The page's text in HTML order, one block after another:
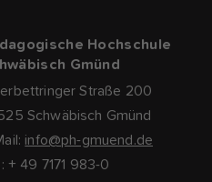
Hochschule
Gmünd
Straße 200
Schwäbisch Gmünd
info@ph-gmuend.de
+ 49 7171 983-0